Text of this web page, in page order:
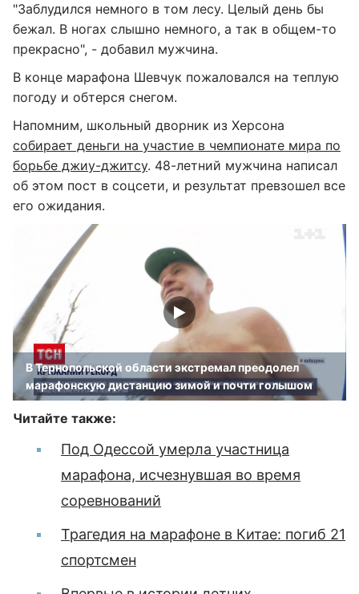
"Заблудился немного в том лесу. Целый день бы
бежал. В ногах слышно немного, а так в общем-то
прекрасно", - добавил мужчина.
В конце марафона Шевчук пожаловался на теплую
погоду и обтерся снегом.
Напомним, школьный дворник из Херсона
собирает деньги на участие в чемпионате мира по
борьбе джиу-джитсу. 48-летний мужчина написал
об этом пост в соцсети, и результат превзошел все
его ожидания.
В Тернопольской области экстремал преодолел
марафонскую дистанцию зимой и почти голышом
Читайте также:
Под Одессой умерла участница
марафона, исчезнувшая во время
соревнований
Трагедия на марафоне в Китае: погиб 21
спортсмен